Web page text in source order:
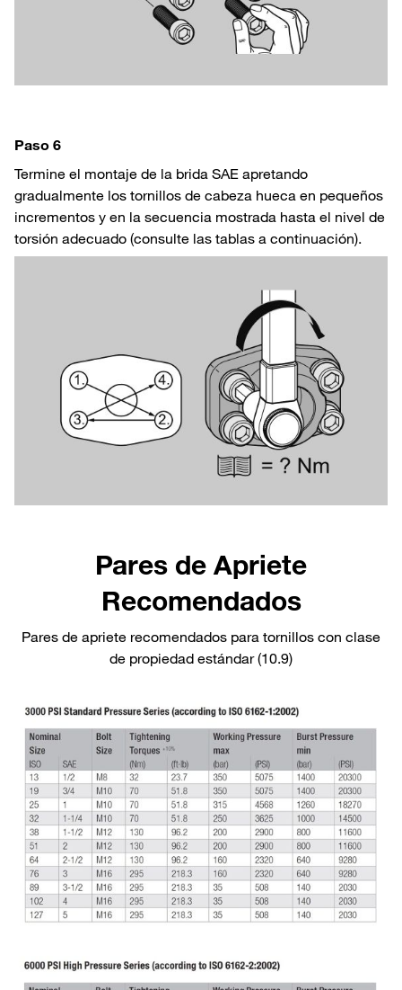
Paso 6
Termine el montaje de la brida SAE apretando
gradualmente los tornillos de cabeza hueca en pequeños
incrementos y en la secuencia mostrada hasta el nivel de
torsión adecuado (consulte las tablas a continuación).
Pares de Apriete
Recomendados
Pares de apriete recomendados para tornillos con clase
de propiedad estándar (10.9)